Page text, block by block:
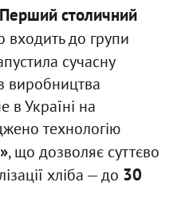
столичний
входить до групи
сучасну
виробництва
в Україні на
технологію
, що дозволяє суттєво
хліба — до 30